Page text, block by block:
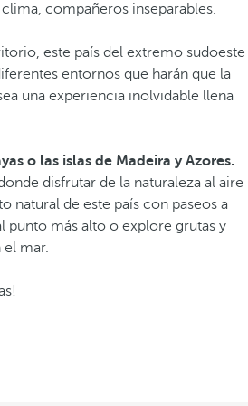
compañeros inseparables.
este país del extremo sudoeste
entornos que harán que la
una experiencia inolvidable llena
o las islas de Madeira y Azores.
disfrutar de la naturaleza al aire
natural de este país con paseos a
punto más alto o explore grutas y
el mar.